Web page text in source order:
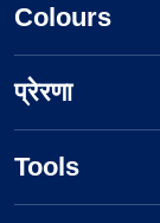
Colours
प्रेरणा
Tools